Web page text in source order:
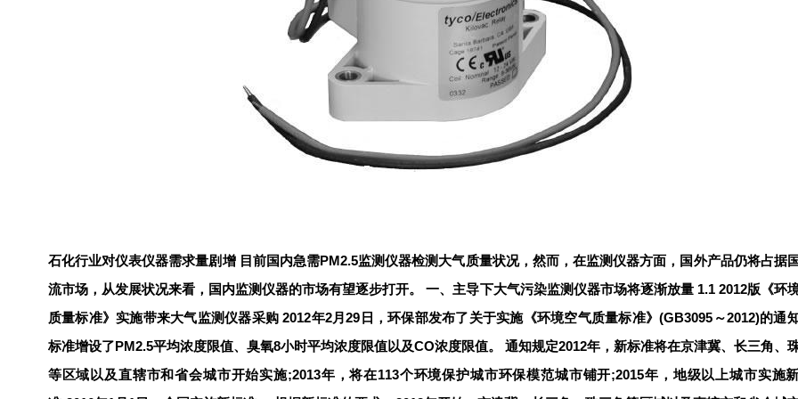
石化行业对仪表仪器需求量剧增 目前国内急需PM2.5监测仪器检测大气质量状况，然而，在监测仪器方面，国外产品仍将占据
流市场，从发展状况来看，国内监测仪器的市场有望逐步打开。 一、 主导下大气污染监测仪器市场将逐渐放量1.1 2012版《环
质量标准》实施带来大气监测仪器采购 2012年2月29日，环保部发布了关于实施《环境空气质量标准》(GB3095～2012)的通
标准增设了PM2.5平均浓度限值、臭氧8小时平均浓度限值以及CO浓度限值。 通知规定2012年，新标准将在京津冀、长三角、
等区域以及直辖市和省会城市开始实施;2013年，将在113个环境保护城市环保模范城市铺开;2015年，地级以上城市实施